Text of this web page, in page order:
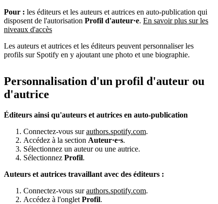
Pour : les éditeurs et les auteurs et autrices en auto-publication qui
disposent de l'autorisation Profil d'auteur·e. En savoir plus sur les
niveaux d'accès
Les auteurs et autrices et les éditeurs peuvent personnaliser les
profils sur Spotify en y ajoutant une photo et une biographie.
Personnalisation d'un profil d'auteur ou
d'autrice
Éditeurs ainsi qu'auteurs et autrices en auto-publication
Connectez-vous surauthors.spotify.com.
Accédez à la section Auteur·e·s.
Sélectionnez un auteur ou une autrice.
Sélectionnez Profil.
Auteurs et autrices travaillant avec des éditeurs :
Connectez-vous surauthors.spotify.com.
Accédez à l'onglet Profil.